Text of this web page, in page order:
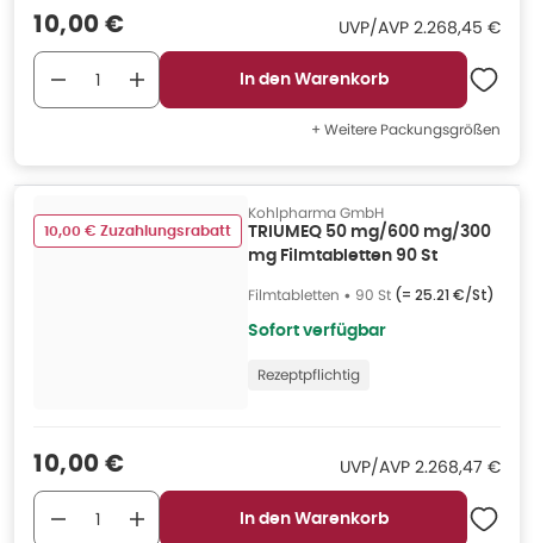
Verkaufspreis
10,00 € UVP/AVP UVP/AVP
2.268,45 €
In den Warenkorb
+ Weitere Packungsgrößen
10,00 € Zuzahlungsrabatt
Kohlpharma GmbH
TRIUMEQ 50 mg/600 mg/300
mg Filmtabletten 90 St
Filmtabletten • 90 St (= 25.21 €/St)
Sofort verfügbar
Rezeptpflichtig
Verkaufspreis
10,00 € UVP/AVP UVP/AVP
2.268,47 €
In den Warenkorb